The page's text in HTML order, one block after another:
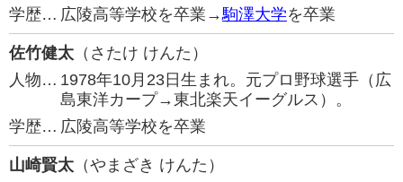
学歴… 広陵高等学校を卒業→駒澤大学を卒業
佐竹健太 （さたけ けんた）
人物… 1978年10月23日生まれ。元プロ野球選手（広
島東洋カープ→東北楽天イーグルス）。
学歴… 広陵高等学校を卒業
山崎賢太 （やまざき けんた）